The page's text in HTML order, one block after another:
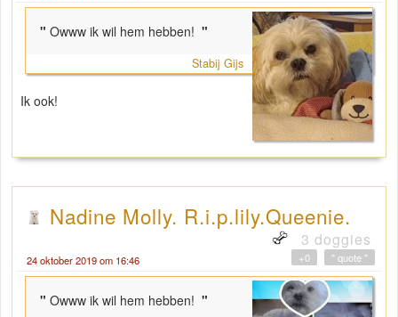
" Owww ik wil hem hebben! "
Stabij Gijs
Ik ook!
Nadine Molly. R.i.p.lily.Queenie.
3 doggies
24 oktober 2019 om 16:46 " quote "
+0
" Owww ik wil hem hebben! "